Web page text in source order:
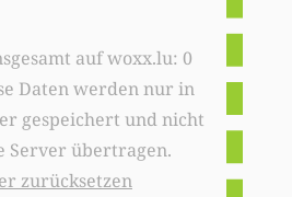
auf woxx.lu: 0
Daten werden nur in
gespeichert und nicht
Server übertragen.
zurücksetzen